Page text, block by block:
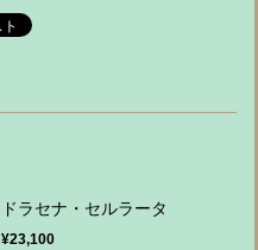
ドラセナ・セルラータ
¥23,100